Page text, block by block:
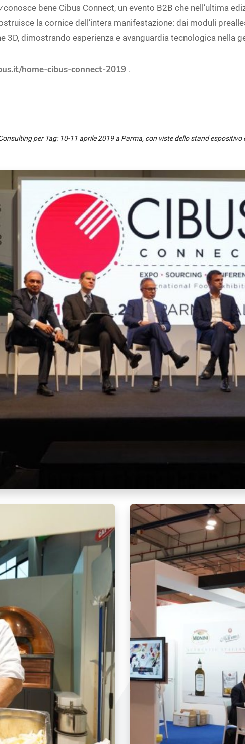
conosce bene Cibus Connect, un evento B2B che nell’ultima
la cornice dell’intera manifestazione: dai moduli
3D, dimostrando esperienza e avanguardia tecnologica nella
home-cibus-connect-2019 .
per Tag: 10-11 aprile 2019 a Parma, con viste dello stand espositivo